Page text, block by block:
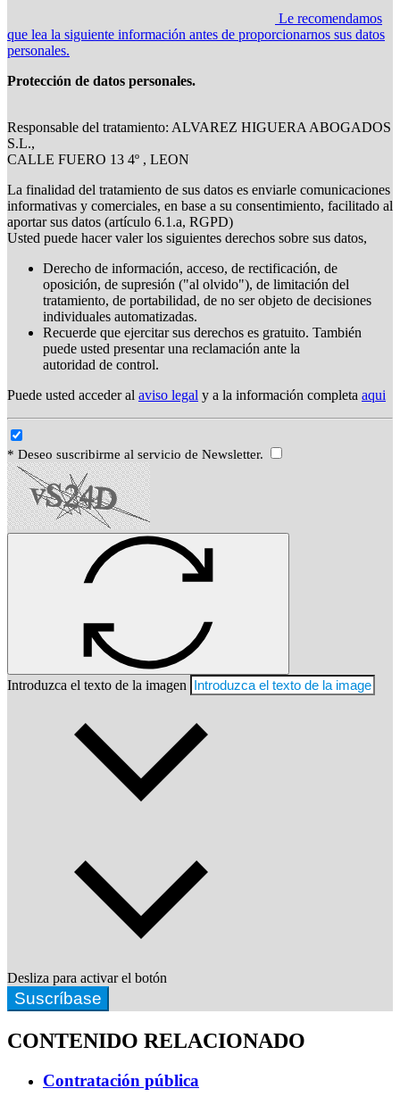
Le recomendamos
que lea la siguiente información antes de proporcionarnos sus datos
personales.
Protección de datos personales.
Responsable del tratamiento: ALVAREZ HIGUERA ABOGADOS
S.L.,
CALLE FUERO 13 4º , LEON
La finalidad del tratamiento de sus datos es enviarle comunicaciones
informativas y comerciales, en base a su consentimiento, facilitado al
aportar sus datos (artículo 6.1.a, RGPD)
Usted puede hacer valer los siguientes derechos sobre sus datos,
Derecho de información, acceso, de rectificación, de
oposición, de supresión ("al olvido"), de limitación del
tratamiento, de portabilidad, de no ser objeto de decisiones
individuales automatizadas.
Recuerde que ejercitar sus derechos es gratuito. También
puede usted presentar una reclamación ante la
autoridad de control.
Puede usted acceder al aviso legal y a la información completa aqui
* Deseo suscribirme al servicio de Newsletter.
Introduzca el texto de la imagen
Desliza para activar el botón
Suscríbase
CONTENIDO RELACIONADO
Contratación pública